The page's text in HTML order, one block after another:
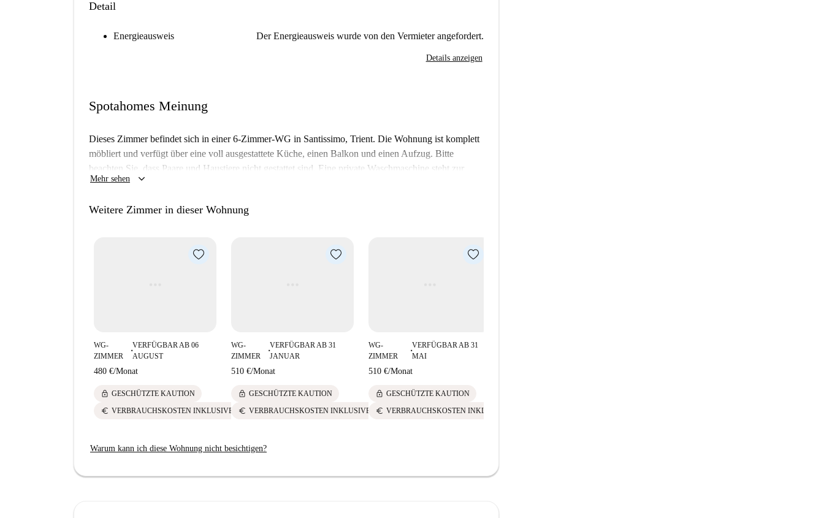
Detail
Energieausweis Der Energieausweis wurde von den Vermieter angefordert.
Details anzeigen
Spotahomes Meinung
Dieses Zimmer befindet sich in einer 6-Zimmer-WG in Santissimo, Trient. Die Wohnung ist komplett
möbliert und verfügt über eine voll ausgestattete Küche, einen Balkon und einen Aufzug. Bitte
beachten Sie, dass Paare und Haustiere nicht gestattet sind. Eine private Waschmaschine steht zur
Verfügung. Spotahome hat die Unterkunft zwar nicht persönlich geprüft, jedoch werden alle
Supermärkte wie Aldi und NaturaSì sind fußläufig erreichbar und bieten alles für den täglichen
Mehr sehen keyboard_arrow_down
Weitere Zimmer in dieser Wohnung
WG-
ZIMMER
■
VERFÜGBAR AB 06
AUGUST
480 €/Monat
lock GESCHÜTZTE KAUTION
euro VERBRAUCHSKOSTEN INKLUSIVE
WG-
ZIMMER
■
VERFÜGBAR AB 31
JANUAR
510 €/Monat
lock GESCHÜTZTE KAUTION
euro VERBRAUCHSKOSTEN INKLUSIVE
WG-
ZIMMER
■
VERFÜGBAR AB 31
MAI
510 €/Monat
lock GESCHÜTZTE KAUTION
euro VERBRAUCHSKOSTEN INKLUSIVE
Warum kann ich diese Wohnung nicht besichtigen?